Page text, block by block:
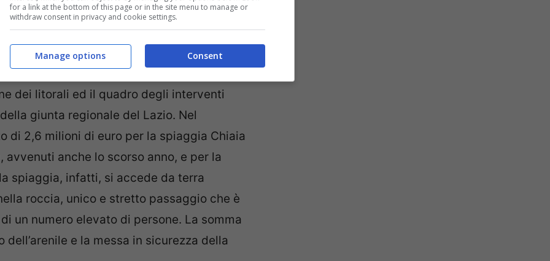
di Chiaia di Luna acquista maggiore
grazie all’approvazione del “Programma
dei litorali ed il quadro degli interventi
giunta regionale del Lazio. Nel
di 2,6 milioni di euro per la spiaggia Chiaia
anche lo scorso anno, e per la
spiaggia, infatti, si accede da terra
roccia, unico e stretto passaggio che è
un numero elevato di persone. La somma
e la messa in sicurezza della
for a link at the bottom of this page or in the site menu to manage or
withdraw consent in privacy and cookie settings.
Consent
Manage options